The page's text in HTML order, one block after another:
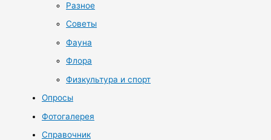
Разное
Советы
Фауна
Флора
Физкультура и спорт
Опросы
Фотогалерея
Справочник